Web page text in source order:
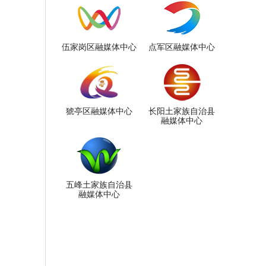
伍家岗区融媒体中心 点军区融媒体中心
猇亭区融媒体中心
长阳土家族自治县
融媒体中心
五峰土家族自治县
融媒体中心